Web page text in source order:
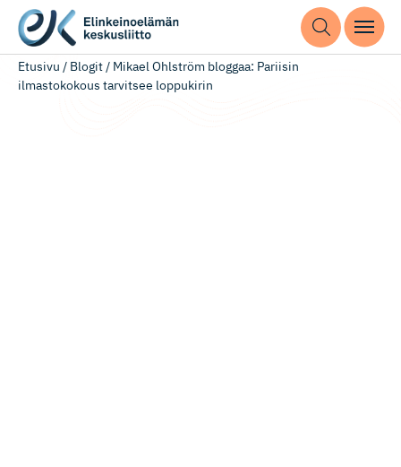
Etusivu / Blogit/ Mikael Ohlström bloggaa: Pariisin
ilmastokokous tarvitsee loppukirin